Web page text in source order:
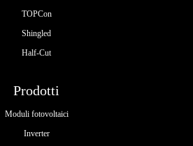
Prodotti
Moduli fotovoltaici
Inverter
TOPCon
Shingled
Half-Cut